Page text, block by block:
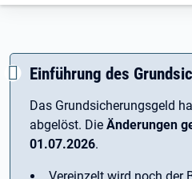
Einführung des
Das Grundsicherungsgeld
abgelöst. Die Änderungen
01.07.2026.